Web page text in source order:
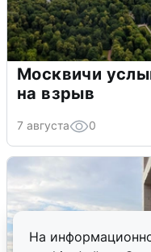
На
Москвичи
на взрыв
7 августа 0